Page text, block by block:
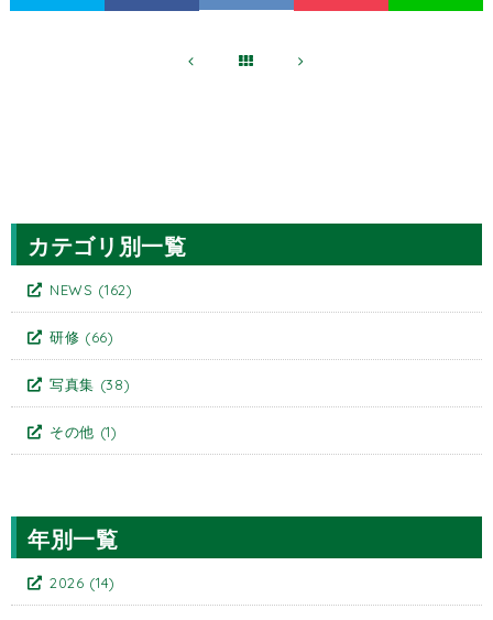
カテゴリ別一覧
NEWS (162)
研修 (66)
写真集 (38)
その他 (1)
年別一覧
2026 (14)